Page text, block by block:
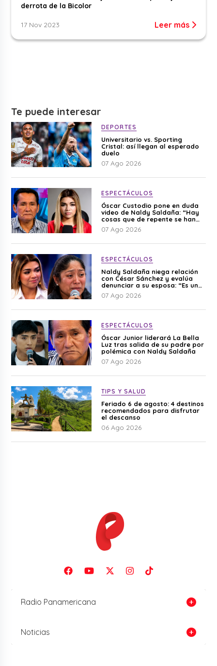
derrota de la Bicolor
17 Nov 2023 Leer más
Te puede interesar
DEPORTES
Universitario vs. Sporting
Cristal: así llegan al esperado
duelo
07 Ago 2026
ESPECTÁCULOS
Óscar Custodio pone en duda
video de Naldy Saldaña: “Hay
cosas que de repente se han
editado”
07 Ago 2026
ESPECTÁCULOS
Naldy Saldaña niega relación
con César Sánchez y evalúa
denunciar a su esposa: “Es una
difamación”
07 Ago 2026
ESPECTÁCULOS
Óscar Junior liderará La Bella
Luz tras salida de su padre por
polémica con Naldy Saldaña
07 Ago 2026
TIPS Y SALUD
Feriado 6 de agosto: 4 destinos
recomendados para disfrutar
el descanso
06 Ago 2026
Radio Panamericana
Noticias